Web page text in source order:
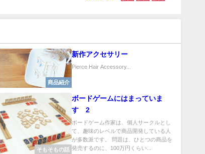
商品紹介
新作アクセサリー
Pierce Hair Accessory...
そもそもの話
ボードゲームにはまっていま
す 2
ボードゲーム作家は、個人サークルとし
て、趣味のレベルで商品開発している人
が多数派です。 問題は、ひとつの商品を
発売するのに、100万円くらい...